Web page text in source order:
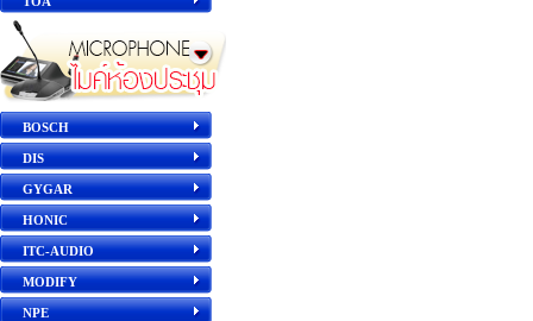
BOSCH
DIS
GYGAR
HONIC
ITC-AUDIO
MODIFY
NPE